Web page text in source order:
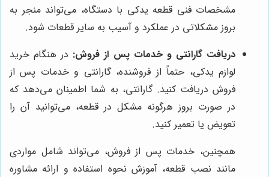
مشخصات فنی قطعه یدکی با دستگاه، می‌تواند منجر به
بروز مشکلاتی در عملکرد و آسیب به سایر قطعات شود.
دریافت گارانتی و خدمات پس از فروش: در هنگام خرید
لوازم یدکی، حتماً از فروشنده، گارانتی و خدمات پس از
فروش دریافت کنید. گارانتی، به شما اطمینان می‌دهد که
در صورت بروز هرگونه مشکل در قطعه، می‌توانید آن را
تعویض یا تعمیر کنید.
همچنین، خدمات پس از فروش، می‌تواند شامل مواردی
مانند نصب قطعه، آموزش نحوه استفاده و ارائه مشاوره